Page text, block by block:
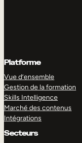
Platforme
Vue d’ensemble
Gestion de la formation
Skills Intelligence
Marché des contenus
Intégrations
Secteurs